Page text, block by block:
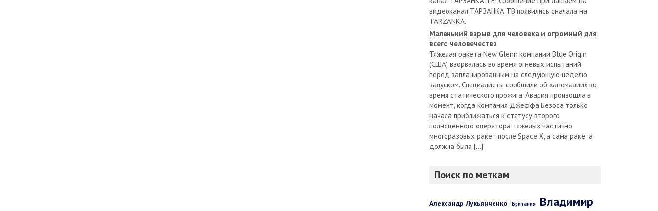
видеоканал ТАРЗАНКА ТВ появились сначала на
TARZANKA.
Маленький взрыв для человека и огромный для
всего человечества
Тяжелая ракета New Glenn компании Blue Origin
(США) взорвалась во время огневых испытаний
перед запланированным на следующую неделю
запуском. Специалисты сообщили об «аномалии» во
время статического прожига. Авария произошла в
момент, когда компания Джеффа Безоса только
начала приближаться к статусу второго
полноценного оператора тяжелых частично
многоразовых ракет после Space X, а сама ракета
должна была […]
Поиск по меткам
Александр Лукьянченко Британия Владимир